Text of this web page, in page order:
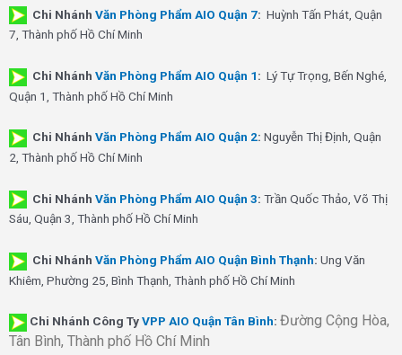
Chi Nhánh Văn Phòng Phẩm AIO Quận 7: Huỳnh Tấn Phát, Quận
7, Thành phố Hồ Chí Minh
Chi Nhánh Văn Phòng Phẩm AIO Quận 1: Lý Tự Trọng, Bến Nghé,
Quận 1, Thành phố Hồ Chí Minh
Chi Nhánh Văn Phòng Phẩm AIO Quận 2: Nguyễn Thị Định, Quận
2, Thành phố Hồ Chí Minh
Chi Nhánh Văn Phòng Phẩm AIO Quận 3: Trần Quốc Thảo, Võ Thị
Sáu, Quận 3, Thành phố Hồ Chí Minh
Chi Nhánh Văn Phòng Phẩm AIO Quận Bình Thạnh: Ung Văn
Khiêm, Phường 25, Bình Thạnh, Thành phố Hồ Chí Minh
Chi Nhánh Công TyVPP AIO Quận Tân Bình: Đường Cộng Hòa,
Tân Bình, Thành phố Hồ Chí Minh